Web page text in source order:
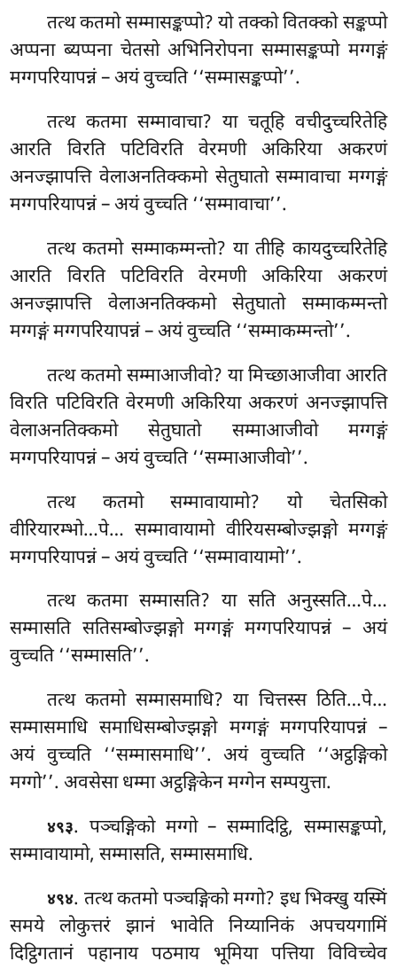
तत्थ कतमो सम्मासङ्कप्पो? यो तक्को वितक्को सङ्कप्पो
अप्पना ब्यप्पना चेतसो अभिनिरोपना सम्मासङ्कप्पो मग्गङ्गं
मग्गपरियापन्नं – अयं वुच्चति ‘‘सम्मासङ्कप्पो’’.
तत्थ कतमा सम्मावाचा? या चतूहि वचीदुच्चरितेहि
आरति विरति पटिविरति वेरमणी अकिरिया अकरणं
अनज्झापत्ति वेलाअनतिक्कमो सेतुघातो सम्मावाचा मग्गङ्गं
मग्गपरियापन्नं – अयं वुच्चति ‘‘सम्मावाचा’’.
तत्थ कतमो सम्माकम्मन्तो? या तीहि कायदुच्चरितेहि
आरति विरति पटिविरति वेरमणीअकिरिया अकरणं
अनज्झापत्ति वेलाअनतिक्कमो सेतुघातो सम्माकम्मन्तो
मग्गङ्गं मग्गपरियापन्नं – अयं वुच्चति ‘‘सम्माकम्मन्तो’’.
तत्थ कतमो सम्माआजीवो? या मिच्छाआजीवा आरति
विरति पटिविरति वेरमणी अकिरिया अकरणं अनज्झापत्ति
वेलाअनतिक्कमो सेतुघातो सम्माआजीवो मग्गङ्गं
मग्गपरियापन्नं – अयं वुच्चति ‘‘सम्माआजीवो’’.
तत्थ कतमो सम्मावायामो? यो चेतसिको
वीरियारम्भो…पे… सम्मावायामो वीरियसम्बोज्झङ्गो मग्गङ्गं
मग्गपरियापन्नं – अयंवुच्चति ‘‘सम्मावायामो’’.
तत्थ कतमा सम्मासति? या सति अनुस्सति…पे…
सम्मासति सतिसम्बोज्झङ्गो मग्गङ्गं मग्गपरियापन्नं – अयं
वुच्चति ‘‘सम्मासति’’.
तत्थकतमो सम्मासमाधि? या चित्तस्स ठिति…पे…
सम्मासमाधि समाधिसम्बोज्झङ्गो मग्गङ्गं मग्गपरियापन्नं –
अयं वुच्चति ‘‘सम्मासमाधि’’. अयं वुच्चति ‘‘अट्ठङ्गिको
मग्गो’’. अवसेसा धम्मा अट्ठङ्गिकेन मग्गेन सम्पयुत्ता.
४९३. पञ्चङ्गिको मग्गो – सम्मादिट्ठि, सम्मासङ्कप्पो,
सम्मावायामो, सम्मासति, सम्मासमाधि.
४९४. तत्थकतमो पञ्चङ्गिको मग्गो? इध भिक्खु यस्मिं
समये लोकुत्तरं झानं भावेति निय्यानिकं अपचयगामिं
दिट्ठिगतानं पहानाय पठमाय भूमिया पत्तिया विविच्चेव